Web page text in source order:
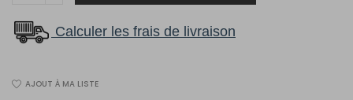
Tuile
Céramique
Sunstone
Calculer les frais de livraison
AJOUT À MA LISTE